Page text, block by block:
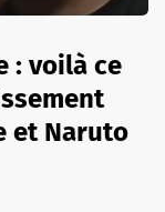
: voilà ce
et Naruto